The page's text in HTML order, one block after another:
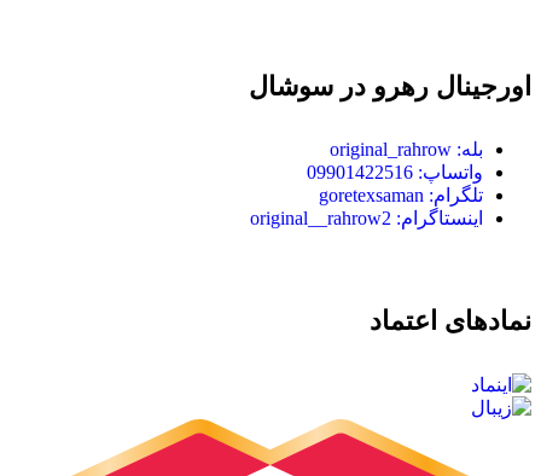
اورجینال رهرو در سوشال
بله: original_rahrow
واتساپ: 09901422516
تلگرام: goretexsaman
اینستاگرام: original__rahrow2
نمادهای اعتماد